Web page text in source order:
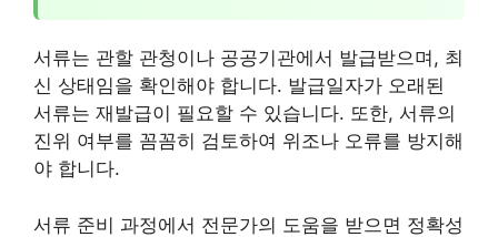
서류는 관할 관청이나 공공기관에서 발급받으며, 최
신 상태임을 확인해야 합니다. 발급일자가 오래된
서류는 재발급이 필요할 수 있습니다. 또한, 서류의
진위 여부를 꼼꼼히 검토하여 위조나 오류를 방지해
야 합니다.
서류 준비 과정에서 전문가의 도움을 받으면 정확성